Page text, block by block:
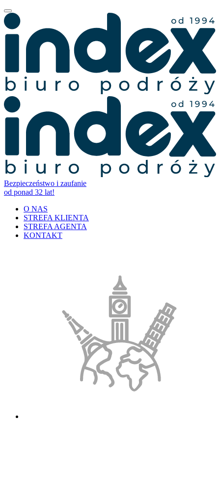
Bezpieczeństwo i zaufanie
od ponad 32 lat!
O NAS
STREFA KLIENTA
STREFA AGENTA
KONTAKT